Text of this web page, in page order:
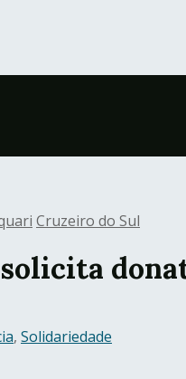
Cruzeiro do Sul
, Solidariedade